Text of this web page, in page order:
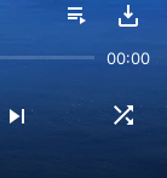
00:00